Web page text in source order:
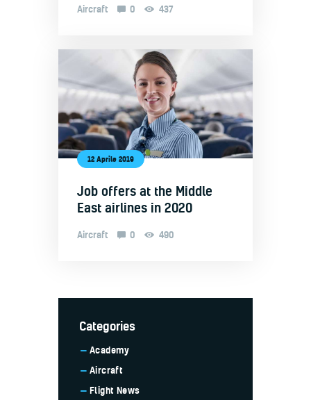
Aircraft 0 437
12 Aprile 2019
Job offers at the Middle
East airlines in 2020
Aircraft 0 490
Categories
Academy
Aircraft
Flight News